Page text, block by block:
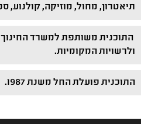
תיאטרון, מחול, מוזיקה, קולנוע,
התוכנית משותפת למשרד
ולרשויות המקומיות.
התוכנית פועלת החל משנת 1987.